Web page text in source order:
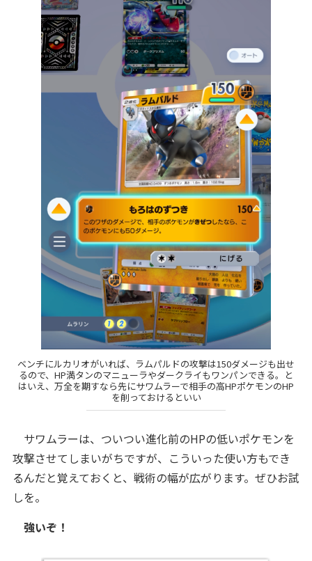
ベンチにルカリオがいれば、ラムパルドの攻撃は150ダメージも出せ
るので、HP満タンのマニューラやダークライもワンパンできる。と
はいえ、万全を期すなら先にサワムラーで相手の高HPポケモンのHP
を削っておけるといい
サワムラーは、ついつい進化前のHPの低いポケモンを
攻撃させてしまいがちですが、こういった使い方もでき
るんだと覚えておくと、戦術の幅が広がります。ぜひお試
しを。
強いぞ！